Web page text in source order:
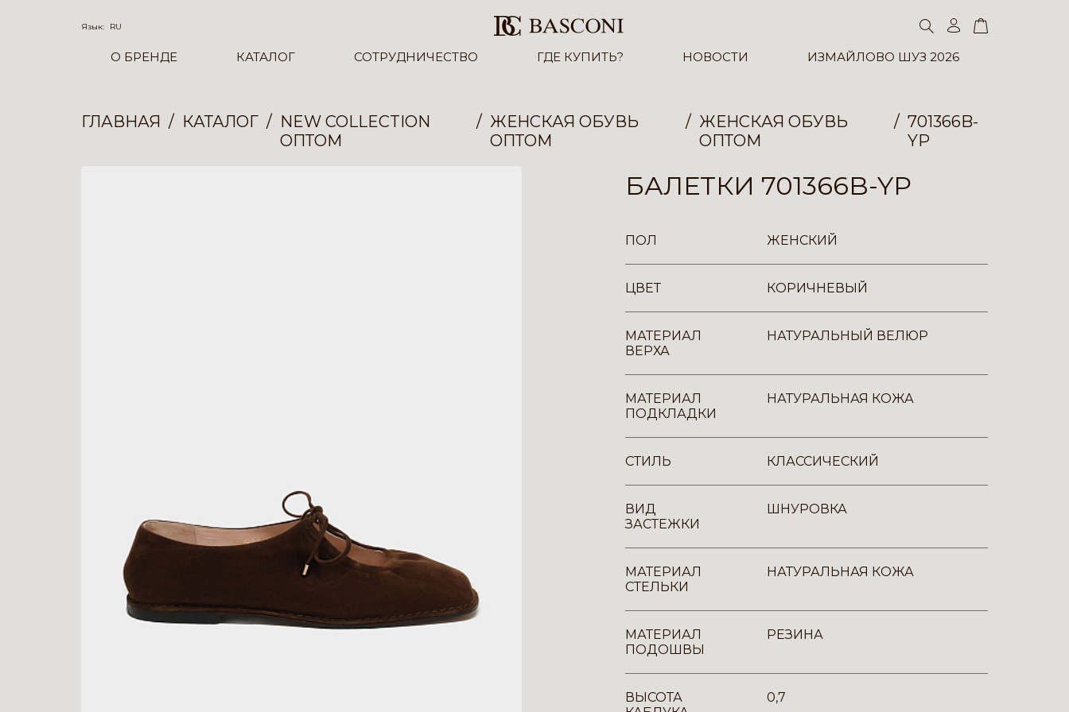
Язык: RU
О БРЕНДЕ КАТАЛОГ СОТРУДНИЧЕСТВО ГДЕ КУПИТЬ? НОВОСТИ ИЗМАЙЛОВО ШУЗ 2026
ГЛАВНАЯ КАТАЛОГ
NEW COLLECTION
ОПТОМ
ЖЕНСКАЯ ОБУВЬ
ОПТОМ
ЖЕНСКАЯ ОБУВЬ
ОПТОМ
701366B-
YP
БАЛЕТКИ 701366B-YP
ПОЛ ЖЕНСКИЙ
ЦВЕТ КОРИЧНЕВЫЙ
МАТЕРИАЛ
ВЕРХА
НАТУРАЛЬНЫЙ ВЕЛЮР
МАТЕРИАЛ
ПОДКЛАДКИ
НАТУРАЛЬНАЯ КОЖА
СТИЛЬ КЛАССИЧЕСКИЙ
ВИД
ЗАСТЕЖКИ
ШНУРОВКА
МАТЕРИАЛ
СТЕЛЬКИ
НАТУРАЛЬНАЯ КОЖА
МАТЕРИАЛ
ПОДОШВЫ
РЕЗИНА
ВЫСОТА
0,7